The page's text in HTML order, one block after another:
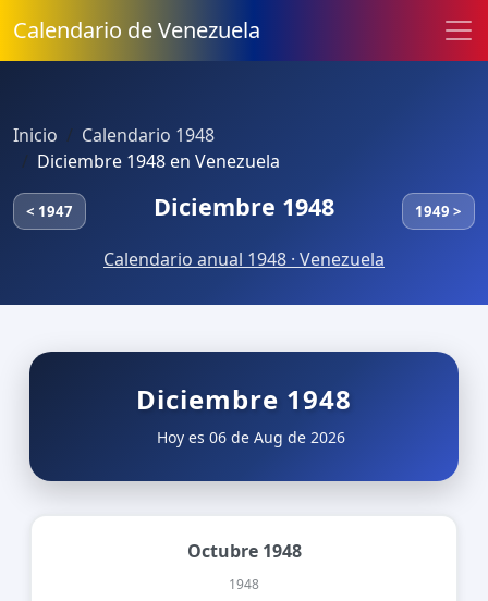
Calendario de Venezuela
Inicio
Calendario 1948
Diciembre 1948 en Venezuela
< 1947 Diciembre 1948 1949 >
Calendario anual 1948 · Venezuela
Diciembre 1948
Hoy es 06 de Aug de 2026
Octubre 1948
1948